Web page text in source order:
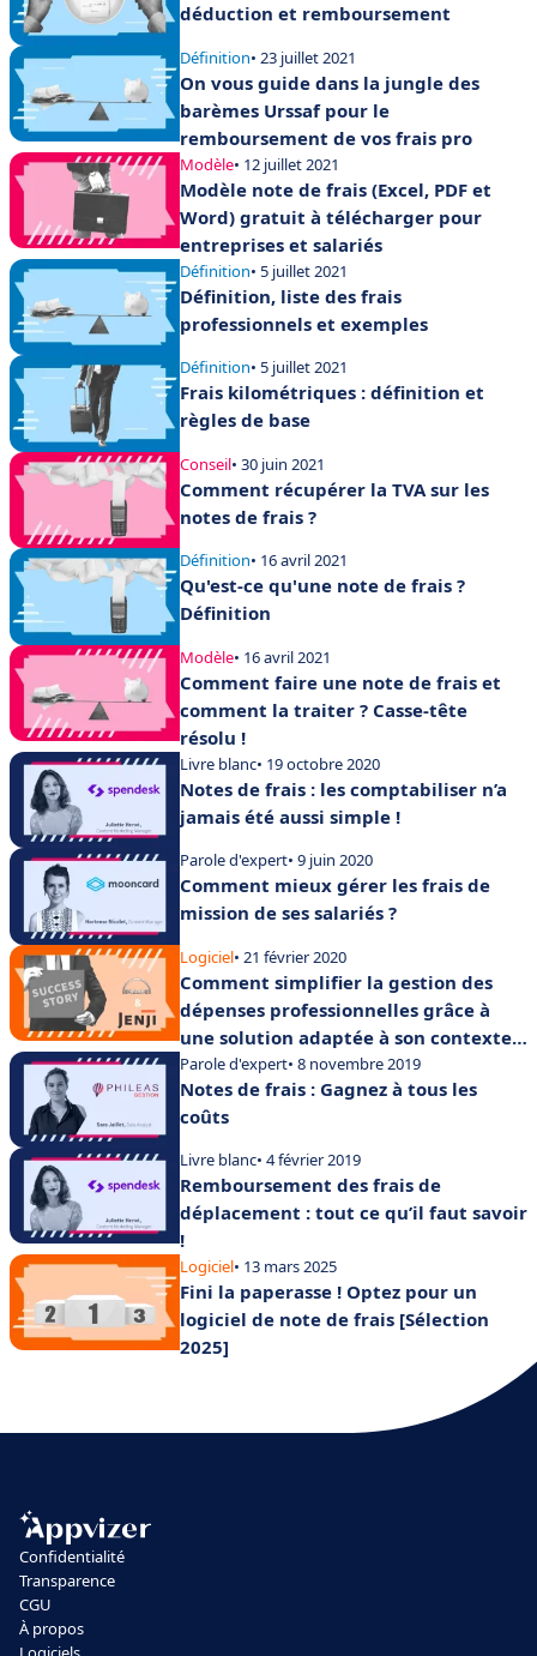
déduction et remboursement
Définition• 23 juillet 2021
On vous guide dans la jungle des
barèmes Urssaf pour le
remboursement de vos frais pro
Modèle• 12 juillet 2021
Modèle note de frais (Excel, PDF et
Word) gratuit à télécharger pour
entreprises et salariés
Définition• 5 juillet 2021
Définition, liste des frais
professionnels et exemples
Définition• 5 juillet 2021
Frais kilométriques : définition et
règles de base
Conseil• 30 juin 2021
Comment récupérer la TVA sur les
notes de frais ?
Définition• 16 avril 2021
Qu'est-ce qu'une note de frais ?
Définition
Modèle• 16 avril 2021
Comment faire une note de frais et
comment la traiter ? Casse-tête
résolu !
Livre blanc• 19 octobre 2020
Notes de frais : les comptabiliser n’a
jamais été aussi simple !
Parole d'expert• 9 juin 2020
Comment mieux gérer les frais de
mission de ses salariés ?
Logiciel• 21 février 2020
Comment simplifier la gestion des
dépenses professionnelles grâce à
une solution adaptée à son contexte
entreprise ?
Parole d'expert• 8 novembre 2019
Notes de frais : Gagnez à tous les
coûts
Livre blanc• 4 février 2019
Remboursement des frais de
déplacement : tout ce qu’il faut savoir
!
Logiciel• 13 mars 2025
Fini la paperasse ! Optez pour un
logiciel de note de frais [Sélection
2025]
Confidentialité
Transparence
CGU
À propos